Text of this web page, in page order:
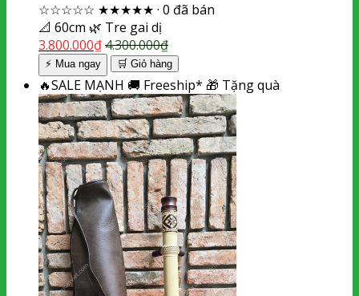
☆☆☆☆☆ ★★★★★ · 0 đã bán
📐 60cm 🌿 Tre gai dị
3.800.000₫4.300.000₫
⚡ Mua ngay 🛒 Giỏ hàng
🔥SALE MẠNH 🚚 Freeship* 🎁 Tặng quà